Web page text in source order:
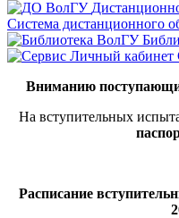
Система дистанционного
Вниманию
На вступительных
Расписание